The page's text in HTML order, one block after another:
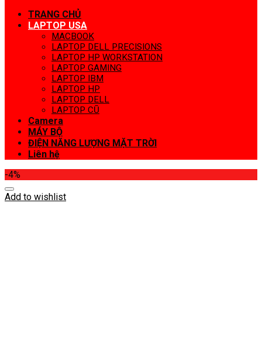
TRANG CHỦ
LAPTOP USA
MACBOOK
LAPTOP DELL PRECISIONS
LAPTOP HP WORKSTATION
LAPTOP GAMING
LAPTOP IBM
LAPTOP HP
LAPTOP DELL
LAPTOP CŨ
Camera
MÁY BỘ
ĐIỆN NĂNG LƯỢNG MẶT TRỜI
Liên hệ
-4%
Add to wishlist